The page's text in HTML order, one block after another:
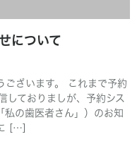
について
ございます。 これまで予約
しておりましが、予約シス
私の歯医者さん」）のお知
[…]